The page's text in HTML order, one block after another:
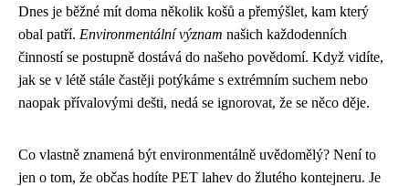
Dnes je běžné mít doma několik košů a přemýšlet, kam který
obal patří. Environmentální význam našich každodenních
činností se postupně dostává do našeho povědomí. Když vidíte,
jak se v létě stále častěji potýkáme s extrémním suchem nebo
naopak přívalovými dešti, nedá se ignorovat, že se něco děje.
Co vlastně znamená být environmentálně uvědomělý? Není to
jen o tom, že občas hodíte PET lahev do žlutého kontejneru. Je